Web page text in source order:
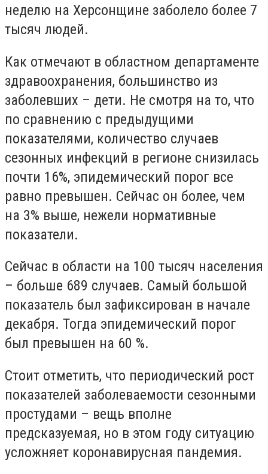
неделю на Херсонщине заболело более 7
тысяч людей.
Как отмечают в областном департаменте
здравоохранения, большинство из
заболевших – дети. Не смотря на то, что
по сравнению с предыдущими
показателями, количество случаев
сезонных инфекций в регионе снизилась
почти 16%, эпидемический порог все
равно превышен. Сейчас он более, чем
на 3% выше, нежели нормативные
показатели.
Сейчас в области на 100 тысяч населения
– больше 689 случаев. Самый большой
показатель был зафиксирован в начале
декабря. Тогда эпидемический порог
был превышен на 60 %.
Стоит отметить, что периодический рост
показателей заболеваемости сезонными
простудами – вещь вполне
предсказуемая, но в этом году ситуацию
усложняет коронавирусная пандемия.